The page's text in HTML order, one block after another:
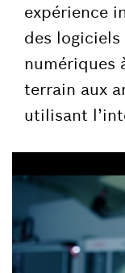
expérience
des
numériques
terrain aux
utilisant